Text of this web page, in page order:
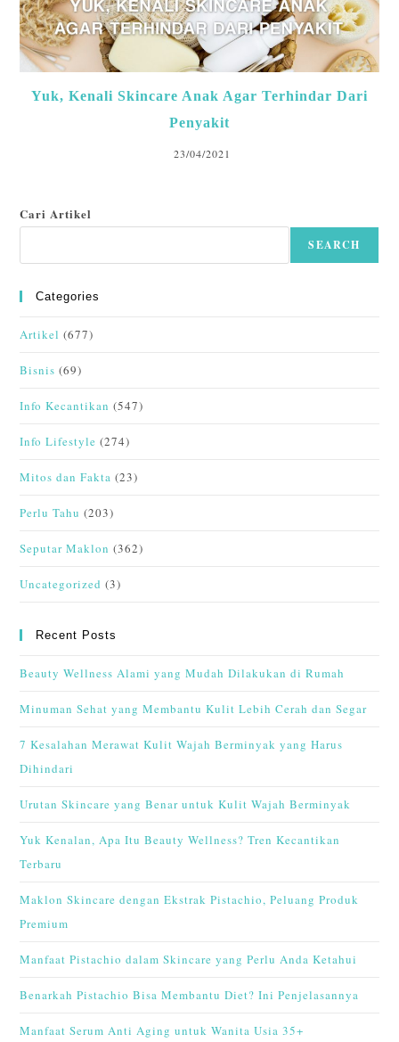
Yuk, Kenali Skincare Anak Agar Terhindar Dari
Penyakit
23/04/2021
Cari Artikel
SEARCH
Categories
Artikel (677)
Bisnis (69)
Info Kecantikan (547)
Info Lifestyle (274)
Mitos dan Fakta (23)
Perlu Tahu (203)
Seputar Maklon (362)
Uncategorized (3)
Recent Posts
Beauty Wellness Alami yang Mudah Dilakukan di Rumah
Minuman Sehat yang Membantu Kulit Lebih Cerah dan Segar
7 Kesalahan Merawat Kulit Wajah Berminyak yang Harus
Dihindari
Urutan Skincare yang Benar untuk Kulit Wajah Berminyak
Yuk Kenalan, Apa Itu Beauty Wellness? Tren Kecantikan
Terbaru
Maklon Skincare dengan Ekstrak Pistachio, Peluang Produk
Premium
Manfaat Pistachio dalam Skincare yang Perlu Anda Ketahui
Benarkah Pistachio Bisa Membantu Diet? Ini Penjelasannya
Manfaat Serum Anti Aging untuk Wanita Usia 35+